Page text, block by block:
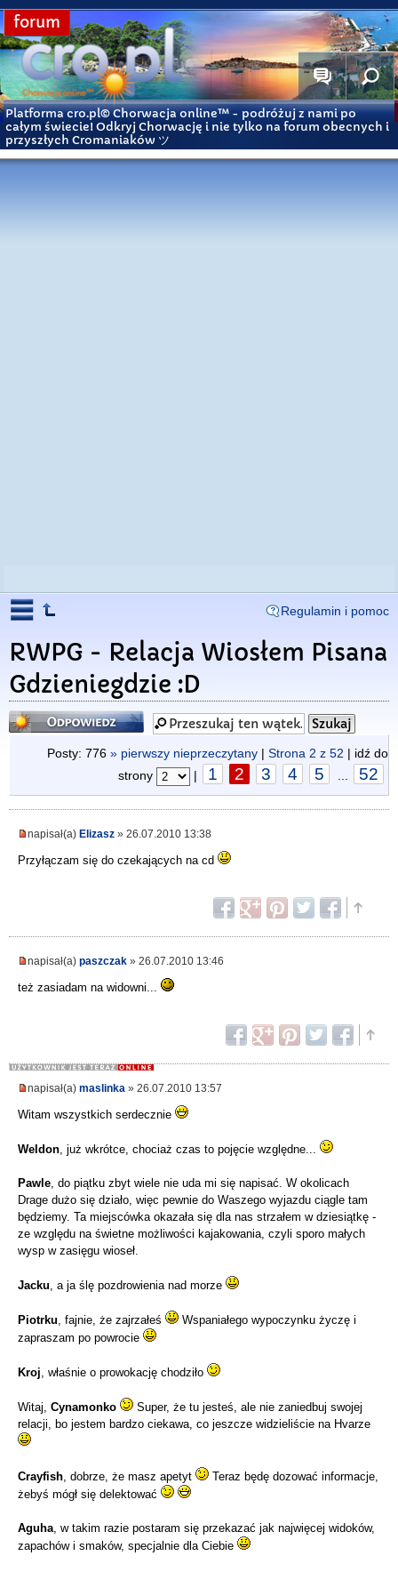
forum
Platforma cro.pl© Chorwacja online™ - podróżuj z nami po
całym świecie! Odkryj Chorwację i nie tylko na forum obecnych i
przyszłych Cromaniaków ツ
Regulamin i pomoc
RWPG - Relacja Wiosłem Pisana
Gdzieniegdzie :D
Odpowiedz
Posty: 776 » pierwszy nieprzeczytany | Strona 2 z 52 | idź do
strony
| 1 2 3 4 5 52
napisał(a) Elizasz » 26.07.2010 13:38
Przyłączam się do czekających na cd
napisał(a) paszczak » 26.07.2010 13:46
też zasiadam na widowni...
napisał(a) maslinka » 26.07.2010 13:57
Witam wszystkich serdecznie
Weldon, już wkrótce, chociaż czas to pojęcie względne...
Pawle, do piątku zbyt wiele nie uda mi się napisać. W okolicach
Drage dużo się działo, więc pewnie do Waszego wyjazdu ciągle tam
będziemy. Ta miejscówka okazała się dla nas strzałem w dziesiątkę -
ze względu na świetne możliwości kajakowania, czyli sporo małych
wysp w zasięgu wioseł.
Jacku, a ja ślę pozdrowienia nad morze
Piotrku, fajnie, że zajrzałeś
Wspaniałego wypoczynku życzę i
zapraszam po powrocie
Kroj, właśnie o prowokację chodziło
Witaj, Cynamonko
Super, że tu jesteś, ale nie zaniedbuj swojej
relacji, bo jestem bardzo ciekawa, co jeszcze widzieliście na Hvarze
Crayfish, dobrze, że masz apetyt
Teraz będę dozować informacje,
żebyś mógł się delektować
Aguha, w takim razie postaram się przekazać jak najwięcej widoków,
zapachów i smaków, specjalnie dla Ciebie